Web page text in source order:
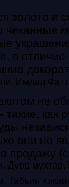
золото и
чеканные
в отличие
Имдад
не
как
они не
продажу
Дурр
Табьин